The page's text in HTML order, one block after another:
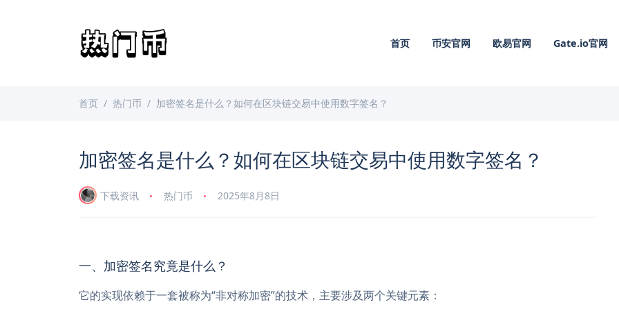
首页 币安官网 欧易官网 Gate.io官网
首页 热门币 加密签名是什么？如何在区块链交易中使用数字签名？
加密签名是什么？如何在区块链交易中使用数字签名？
下载资讯 热门币 2025年8月8日
一、加密签名究竟是什么？
它的实现依赖于一套被称为“非对称加密”的技术，主要涉及两个关键元素：